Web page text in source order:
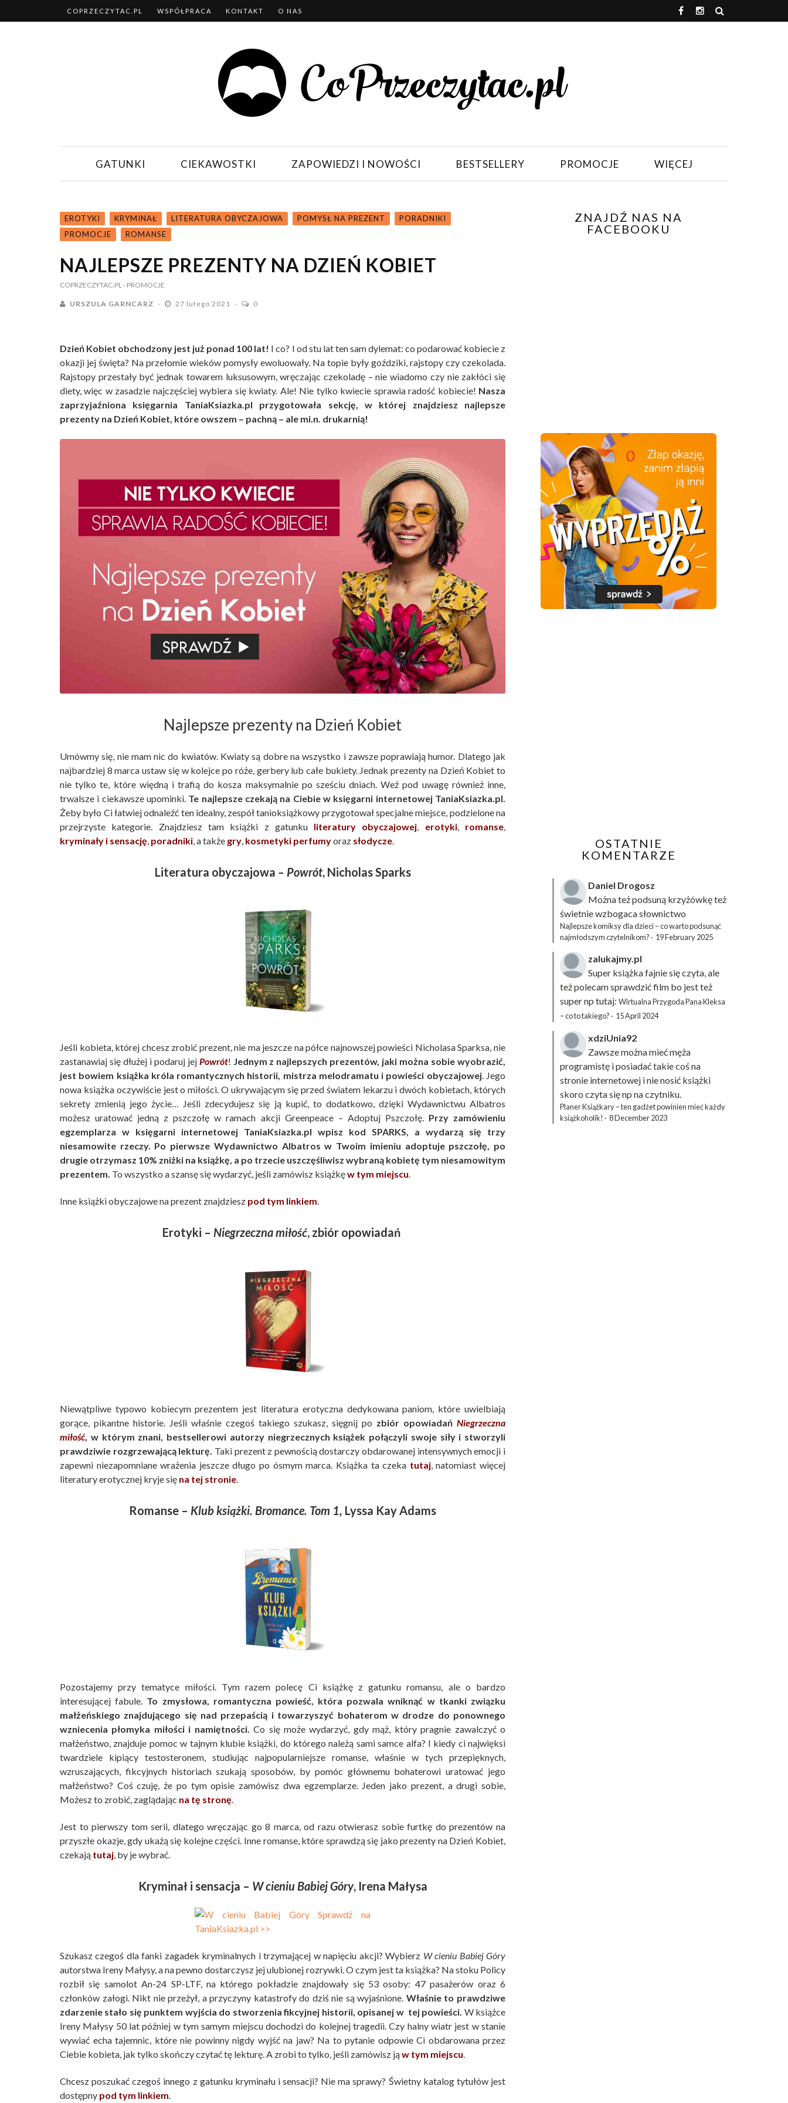
COPRZECZYTAC.PL WSPÓŁPRACA KONTAKT O NAS
GATUNKI CIEKAWOSTKI ZAPOWIEDZI I NOWOŚCI BESTSELLERY PROMOCJE WIĘCEJ
EROTYKI KRYMINAŁ LITERATURA OBYCZAJOWA POMYSŁ NA PREZENT
PORADNIKI
PROMOCJE
ROMANSE
NAJLEPSZE PREZENTY NA DZIEŃ KOBIET
COPRZECZYTAC.PL- PROMOCJE
URSZULA GARNCARZ 27 lutego 2021 0
Dzień Kobiet obchodzony jest już ponad 100 lat! I co? I od stu lat ten sam dylemat: co podarować kobiecie z
okazji jej święta? Na przełomie wieków pomysły ewoluowały. Na topie były goździki, rajstopy czy czekolada.
Rajstopy przestały być jednak towarem luksusowym, wręczając czekoladę – nie wiadomo czy nie zakłóci się
diety, więc w zasadzie najczęściej wybiera się kwiaty. Ale! Nie tylko kwiecie sprawia radość kobiecie! Nasza
zaprzyjaźniona księgarnia TaniaKsiazka.pl przygotowała sekcję, w której znajdziesz najlepsze
prezenty na Dzień Kobiet, które owszem – pachną – ale mi.n. drukarnią!
Najlepsze prezenty na Dzień Kobiet
Umówmy się, nie mam nic do kwiatów. Kwiaty są dobre na wszystko i zawsze poprawiają humor. Dlatego jak
najbardziej 8 marca ustaw się w kolejce po róże, gerbery lub całe bukiety. Jednak prezenty na Dzień Kobiet to
nie tylko te, które więdną i trafią do kosza maksymalnie po sześciu dniach. Weź pod uwagę również inne,
trwalsze i ciekawsze upominki. Te najlepsze czekają na Ciebie w księgarni internetowej TaniaKsiazka.pl.
Żeby było Ci łatwiej odnaleźć ten idealny, zespół tanioksiążkowy przygotował specjalne miejsce, podzielone na
przejrzyste kategorie. Znajdziesz tam książki z gatunkuliteratury obyczajowej, erotyki,romanse,
kryminały i sensację, poradniki, a także gry, kosmetyki perfumyoraz słodycze.
Literatura obyczajowa – Powrót, Nicholas Sparks
Jeśli kobieta, której chcesz zrobić prezent, nie ma jeszcze na półce najnowszej powieści Nicholasa Sparksa, nie
zastanawiaj się dłużej i podaruj jej Powrót! Jednym z najlepszych prezentów, jaki można sobie wyobrazić,
jest bowiem książka króla romantycznych historii, mistrza melodramatu i powieści obyczajowej. Jego
nowa książka oczywiście jest o miłości. O ukrywającym się przed światem lekarzu i dwóch kobietach, których
sekrety zmienią jego życie… Jeśli zdecydujesz się ją kupić, to dodatkowo, dzięki Wydawnictwu Albatros
możesz uratować jedną z pszczołę w ramach akcji Greenpeace – Adoptuj Pszczołę. Przy zamówieniu
egzemplarza w księgarni internetowej TaniaKsiazka.pl wpisz kod SPARKS, a wydarzą się trzy
niesamowite rzeczy. Po pierwsze Wydawnictwo Albatros w Twoim imieniu adoptuje pszczołę, po
drugie otrzymasz 10% zniżki na książkę, a po trzecie uszczęśliwisz wybraną kobietę tym niesamowitym
prezentem. To wszystko a szansę się wydarzyć, jeśli zamówisz książkęw tym miejscu.
Inne książki obyczajowe na prezent znajdziesz pod tym linkiem.
Erotyki – Niegrzeczna miłość, zbiór opowiadań
Niewątpliwe typowo kobiecym prezentem jest literatura erotyczna dedykowana paniom, które uwielbiają
gorące, pikantne historie. Jeśli właśnie czegoś takiego szukasz, sięgnij po zbiór opowiadań Niegrzeczna
miłość, w którym znani, bestsellerowi autorzy niegrzecznych książek połączyli swoje siły i stworzyli
prawdziwie rozgrzewającą lekturę. Taki prezent z pewnością dostarczy obdarowanej intensywnych emocji i
zapewni niezapomniane wrażenia jeszcze długo po ósmym marca. Książka ta czeka tutaj, natomiast więcej
literatury erotycznej kryje się na tej stronie.
Romanse – Klub książki. Bromance. Tom 1, Lyssa Kay Adams
Pozostajemy przy tematyce miłości. Tym razem polecę Ci książkę z gatunku romansu, ale o bardzo
interesującej fabule. To zmysłowa, romantyczna powieść, która pozwala wniknąć w tkanki związku
małżeńskiego znajdującego się nad przepaścią i towarzyszyć bohaterom w drodze do ponownego
wzniecenia płomyka miłości i namiętności. Co się może wydarzyć, gdy mąż, który pragnie zawalczyć o
małżeństwo, znajduje pomoc w tajnym klubie książki, do którego należą sami samce alfa? I kiedy ci najwięksi
twardziele kipiący testosteronem, studiując najpopularniejsze romanse, właśnie w tych przepięknych,
wzruszających, fikcyjnych historiach szukają sposobów, by pomóc głównemu bohaterowi uratować jego
małżeństwo? Coś czuję, że po tym opisie zamówisz dwa egzemplarze. Jeden jako prezent, a drugi sobie,
Możesz to zrobić, zaglądając na tę stronę.
Jest to pierwszy tom serii, dlatego wręczając go 8 marca, od razu otwierasz sobie furtkę do prezentów na
przyszłe okazje, gdy ukażą się kolejne części. Inne romanse, które sprawdzą się jako prezenty na Dzień Kobiet,
czekają tutaj, by je wybrać.
Kryminał i sensacja – W cieniu Babiej Góry, Irena Małysa
Szukasz czegoś dla fanki zagadek kryminalnych i trzymającej w napięciu akcji? Wybierz W cieniu Babiej Góry
autorstwa Ireny Małysy, a na pewno dostarczysz jej ulubionej rozrywki. O czym jest ta książka? Na stoku Policy
rozbił się samolot An-24 SP-LTF, na którego pokładzie znajdowały się 53 osoby: 47 pasażerów oraz 6
członków załogi. Nikt nie przeżył, a przyczyny katastrofy do dziś nie są wyjaśnione. Właśnie to prawdziwe
zdarzenie stało się punktem wyjścia do stworzenia fikcyjnej historii, opisanej w tej powieści. W książce
Ireny Małysy 50 lat później w tym samym miejscu dochodzi do kolejnej tragedii. Czy halny wiatr jest w stanie
wywiać echa tajemnic, które nie powinny nigdy wyjść na jaw? Na to pytanie odpowie Ci obdarowana przez
Ciebie kobieta, jak tylko skończy czytać tę lekturę. A zrobi to tylko, jeśli zamówisz jąw tym miejscu.
Chcesz poszukać czegoś innego z gatunku kryminału i sensacji? Nie ma sprawy? Świetny katalog tytułów jest
dostępny pod tym linkiem.
ZNAJDŹ NAS NA
FACEBOOKU
OSTATNIE
KOMENTARZE
Daniel Drogosz
Można też podsuną krzyżówkęteż
świetnie wzbogaca słownictwo
Najlepsze komiksy dla dzieci – co warto podsunąć
najmłodszym czytelnikom? · 19 February 2025
zalukajmy.pl
Super książka fajnie się czyta, ale
też polecam sprawdzić film bo jest też
super np tutaj: Wirtualna Przygoda Pana Kleksa
– co to takiego? · 15 April 2024
xdziUnia92
Zawsze można mieć męża
programistę i posiadać takie coś na
stronie internetowej i nie nosić książki
skoro czyta się np na czytniku.
Planer Książkary – ten gadżet powinien mieć każdy
książkoholik! · 8 December 2023